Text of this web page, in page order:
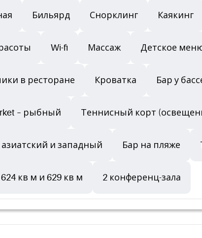
Бильярд Снорклинг Каякинг
Wi-fi Массаж Детское
в ресторане Кроватка Бар у
– рыбный Теннисный корт
и западный Бар на пляже
кв м и 629 кв м 2 конференц-зала